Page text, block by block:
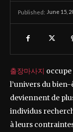
Published: June 15,
출장마사지
l’univers du
deviennent de
individus
à leurs